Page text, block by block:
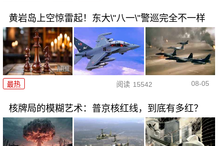
黄岩岛上空惊雷起！东大\"八一\"警巡完全不一样
最热 阅读 15542 08-05
核牌局的模糊艺术：普京核红线，到底有多红？